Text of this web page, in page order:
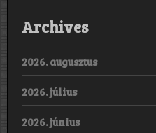
Archives
2026. augusztus
2026. július
2026. június